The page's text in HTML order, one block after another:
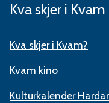
Kva skjer i Kvam
Kva skjer i Kvam?
Kvam kino
Kulturkalender